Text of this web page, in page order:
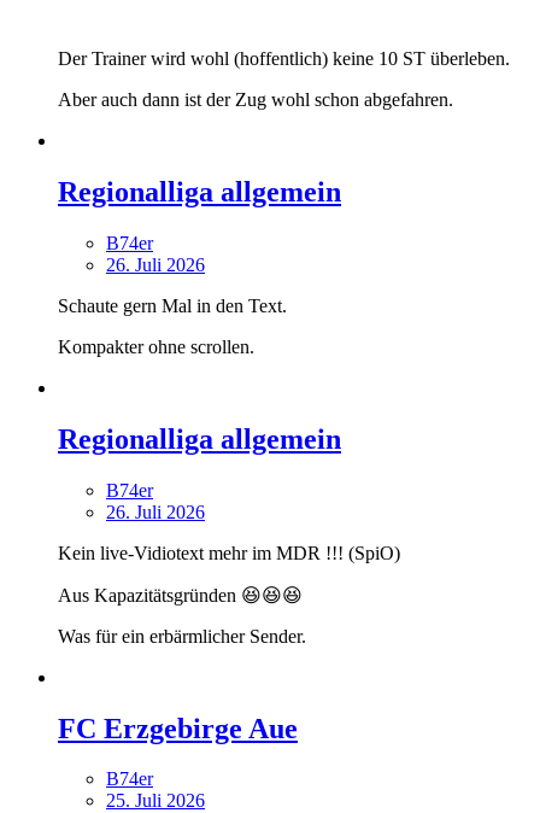
Der Trainer wird wohl (hoffentlich) keine 10 ST überleben.
Aber auch dann ist der Zug wohl schon abgefahren.
Regionalliga allgemein
B74er
26. Juli 2026
Schaute gern Mal in den Text.
Kompakter ohne scrollen.
Regionalliga allgemein
B74er
26. Juli 2026
Kein live-Vidiotext mehr im MDR !!! (SpiO)
Aus Kapazitätsgründen 😆😆😆
Was für ein erbärmlicher Sender.
FC Erzgebirge Aue
B74er
25. Juli 2026